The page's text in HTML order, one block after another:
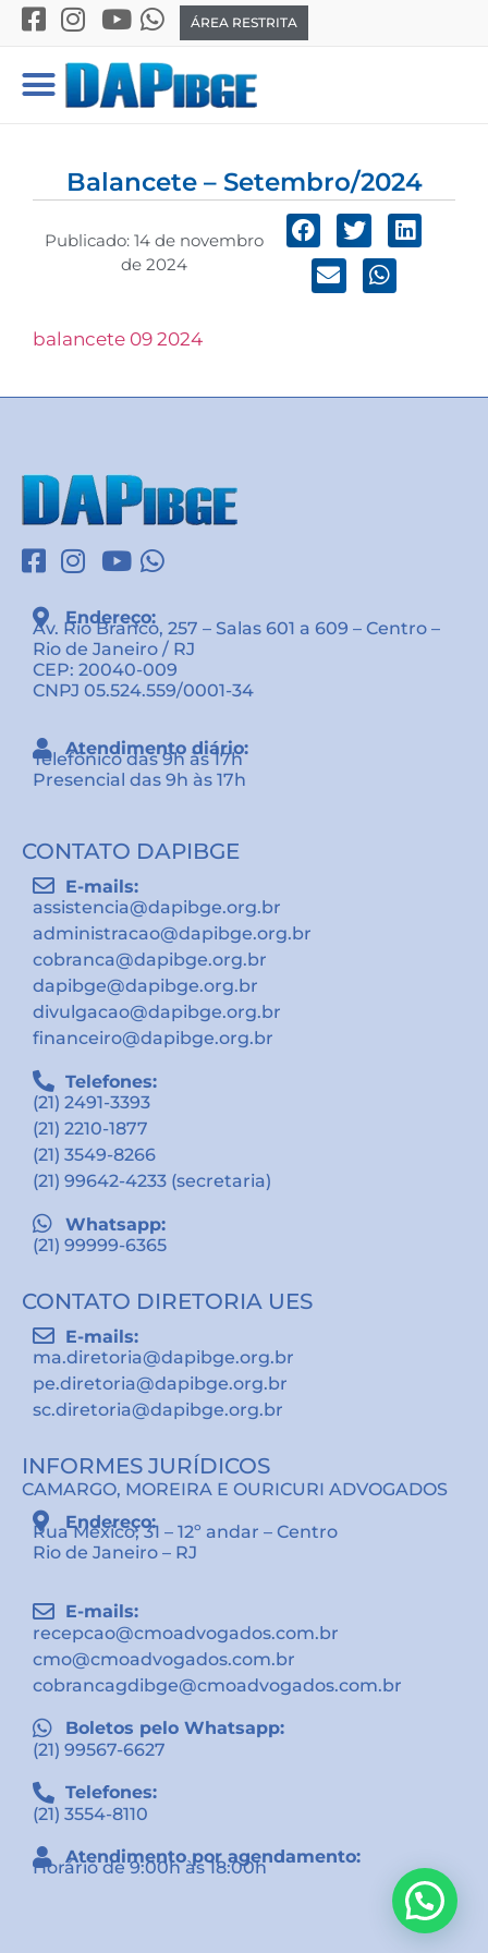
ÁREA RESTRITA
Balancete – Setembro/2024
Publicado: 14 de novembro
de 2024
balancete 09 2024
Endereço:
Av. Rio Branco, 257 – Salas 601 a 609 – Centro –
Rio de Janeiro / RJ
CEP: 20040-009
CNPJ 05.524.559/0001-34
Atendimento diário:
Telefônico das 9h às 17h
Presencial das 9h às 17h
CONTATO DAPIBGE
E-mails:
assistencia@dapibge.org.br
administracao@dapibge.org.br
cobranca@dapibge.org.br
dapibge@dapibge.org.br
divulgacao@dapibge.org.br
financeiro@dapibge.org.br
Telefones:
(21) 2491-3393
(21) 2210-1877
(21) 3549-8266
(21) 99642-4233 (secretaria)
Whatsapp:
(21) 99999-6365
CONTATO DIRETORIA UES
E-mails:
ma.diretoria@dapibge.org.br
pe.diretoria@dapibge.org.br
sc.diretoria@dapibge.org.br
INFORMES JURÍDICOS
CAMARGO, MOREIRA E OURICURI ADVOGADOS
Endereço:
Rua México, 31 – 12º andar – Centro
Rio de Janeiro – RJ
E-mails:
recepcao@cmoadvogados.com.br
cmo@cmoadvogados.com.br
cobrancagdibge@cmoadvogados.com.br
Boletos pelo Whatsapp:
(21) 99567-6627
Telefones:
(21) 3554-8110
Atendimento por agendamento:
Horário de 9:00h às 18:00h